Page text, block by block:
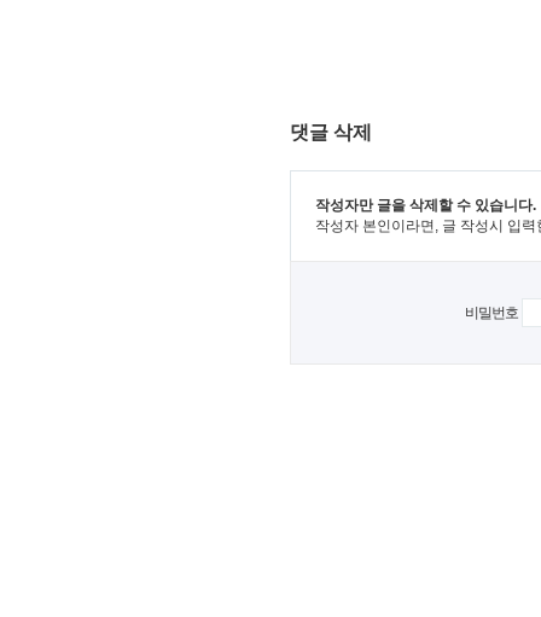
댓글 삭제
작성자만 글을 삭제할 수 있습니다.
작성자 본인이라면, 글 작성시 입
비밀번호